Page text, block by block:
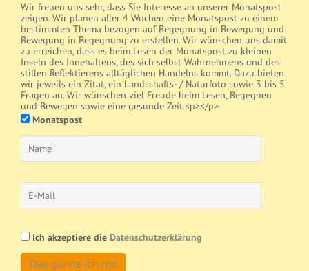
Wir freuen uns sehr, dass Sie Interesse an unserer Monatspost
zeigen. Wir planen aller 4 Wochen eine Monatspost zu einem
bestimmten Thema bezogen auf Begegnung in Bewegung und
Bewegung in Begegnung zu erstellen. Wir wünschen uns damit
zu erreichen, dass es beim Lesen der Monatspost zu kleinen
Inseln des Innehaltens, des sich selbst Wahrnehmens und des
stillen Reflektierens alltäglichen Handelns kommt. Dazu bieten
wir jeweils ein Zitat, ein Landschafts- / Naturfoto sowie 3 bis 5
Fragen an. Wir wünschen viel Freude beim Lesen, Begegnen
und Bewegen sowie eine gesunde Zeit.<p></p>
Monatspost
Ich akzeptiere die Datenschutzerklärung
Das gönne ich mir